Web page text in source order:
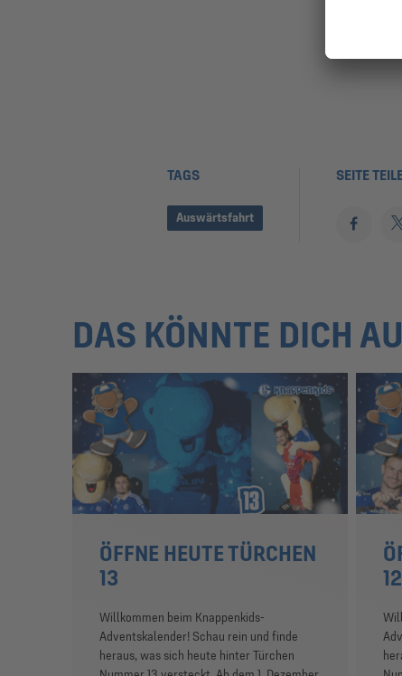
TAGS
Auswärtsfahrt
SEITE
DAS KÖNNTE DICH
ÖFFNE HEUTE TÜRCHEN
13
Willkommen beim Knappenkids-
Adventskalender! Schau rein und finde
heraus, was sich heute hinter Türchen
12